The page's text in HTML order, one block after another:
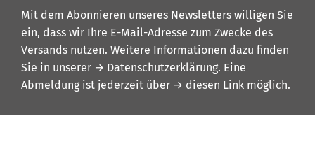
Mit dem Abonnieren unseres Newsletters willigen Sie
ein, dass wir Ihre E-Mail-Adresse zum Zwecke des
Versands nutzen. Weitere Informationen dazu finden
Sie in unserer → Datenschutzerklärung. Eine
Abmeldung ist jederzeit über → diesen Link möglich.